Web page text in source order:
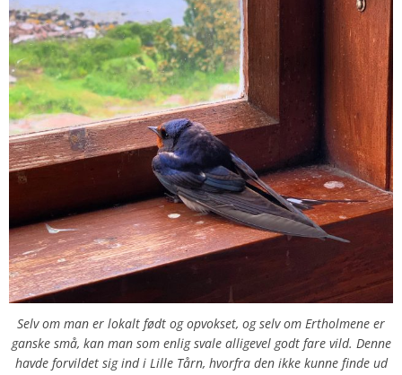
Selv om man er lokalt født og opvokset, og selv om Ertholmene er
ganske små, kan man som enlig svale alligevel godt fare vild. Denne
havde forvildet sig ind i Lille Tårn, hvorfra den ikke kunne finde ud